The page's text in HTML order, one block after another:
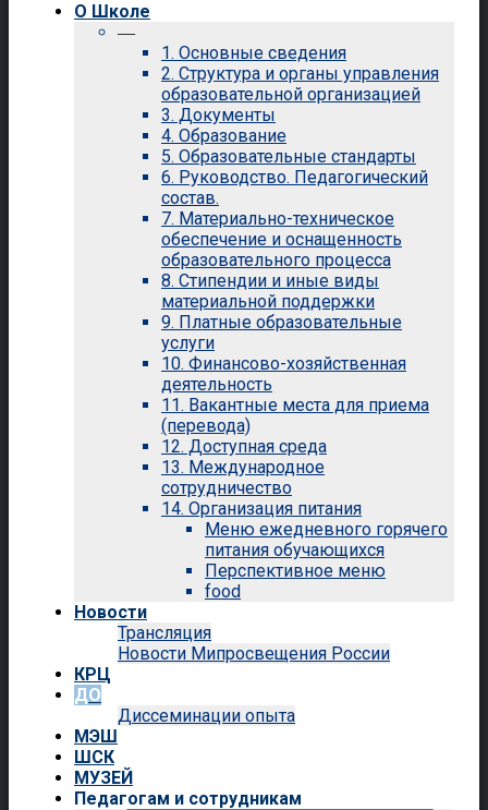
О Школе
—
1. Основные сведения
2. Структура и органы управления
образовательной организацией
3. Документы
4. Образование
5. Образовательные стандарты
6. Руководство. Педагогический
состав.
7. Материально-техническое
обеспечение и оснащенность
образовательного процесса
8. Стипендии и иные виды
материальной поддержки
9. Платные образовательные
услуги
10. Финансово-хозяйственная
деятельность
11. Вакантные места для приема
(перевода)
12. Доступная среда
13. Международное
сотрудничество
14. Организация питания
Меню ежедневного горячего
питания обучающихся
Перспективное меню
food
Новости
Трансляция
Новости Мипросвещения России
КРЦ
ДО
Диссеминации опыта
МЭШ
ШСК
МУЗЕЙ
Педагогам и сотрудникам